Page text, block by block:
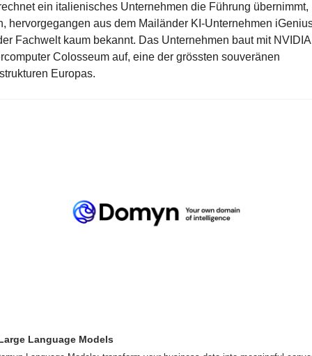
ein italienisches Unternehmen die Führung übernimmt,
hervorgegangen aus dem Mailänder KI-Unternehmen
Fachwelt kaum bekannt. Das Unternehmen baut mit
Colosseum auf, eine der grössten souveränen
Europas.
Language Models